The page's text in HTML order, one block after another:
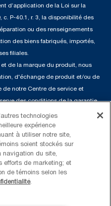
d’application de la Loi sur la
P-40.1, r. 3, la disponibilité des
ou des renseignements
des biens fabriqués, importés,
filiales.
de la marque du produit, nous
d'échange de produit et/ou de
notre Centre de service et
des conditions de la garantie
veuillez consulter les sites Web
« Service et assistance » ou
appelez le 1-800-561-1700.
avenue Century, Mississauga
Tous droits réservés.
technologies
expérience
à utiliser notre site,
soient stockés sur
navigation du site,
efforts de marketing; et
de témoins selon les
.